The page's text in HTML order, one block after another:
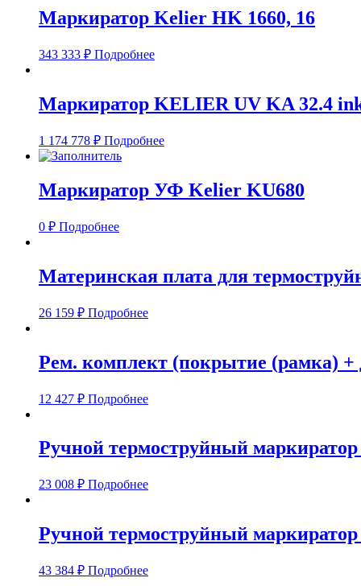
Маркиратор Kelier HK 1660, 16
343 333 ₽ Подробнее
Маркиратор KELIER UV KA 32.4
1 174 778 ₽ Подробнее
Маркиратор УФ Kelier KU680
0 ₽ Подробнее
Материнская плата для
26 159 ₽ Подробнее
Рем. комплект (покрытие (рамка)
12 427 ₽ Подробнее
Ручной термоструйный
23 008 ₽ Подробнее
Ручной термоструйный
43 384 ₽ Подробнее